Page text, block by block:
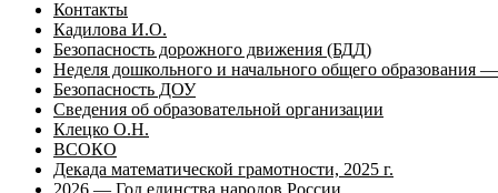
Контакты
Кадилова И.О.
Безопасность дорожного движения (БДД)
Неделя дошкольного и начального общего образования —
Безопасность ДОУ
Сведения об образовательной организации
Клецко О.Н.
ВСОКО
Декада математической грамотности, 2025 г.
2026 — Год единства народов России